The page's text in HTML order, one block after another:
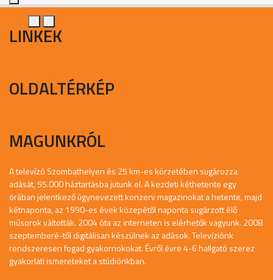
LINKEK
OLDALTÉRKÉP
MAGUNKRÓL
A televízó Szombathelyen és 25 km-es körzetében sugározza
adását, 55.000 háztartásba jutunk el. A kezdeti kéthetente egy
órában jelentkező úgynevezett konzerv magazinokat a hetente, majd
kétnaponta, az 1990-es évek közepétől naponta sugárzott élő
műsorok váltották. 2004 óta az interneten is elérhetők vagyunk. 2008
szeptemberé-től digitálisan készülnek az adások. Televíziónk
rendszeresen fogad gyakornokokat. Évről évre 4-6 hallgató szerez
gyakorlati ismereteket a stúdiónkban.